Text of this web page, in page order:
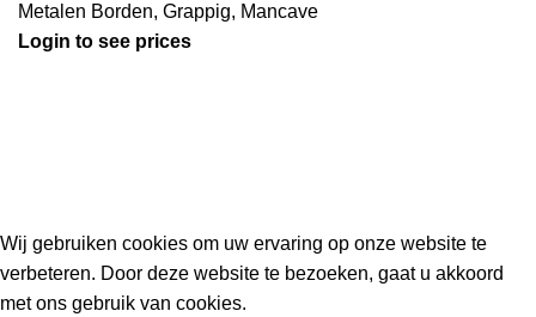
Metalen Borden, Grappig, Mancave
Login to see prices
Wij gebruiken cookies om uw ervaring op onze website te
verbeteren. Door deze website te bezoeken, gaat u akkoord
met ons gebruik van cookies.